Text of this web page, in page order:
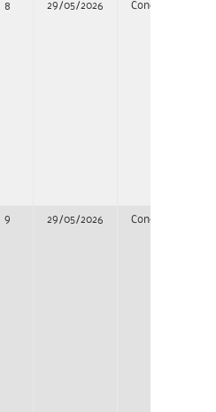
8 29/05/2026 Concurso
9 29/05/2026 Concurso